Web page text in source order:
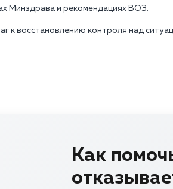
Минздрава и рекомендациях ВОЗ.
восстановлению контроля над
Как